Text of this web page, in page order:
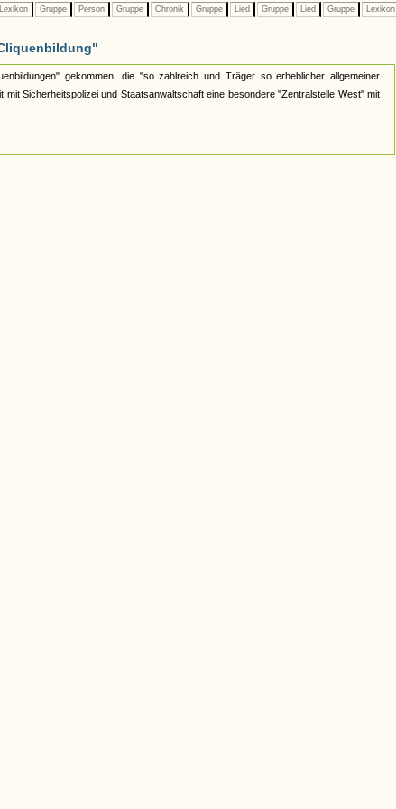
Lexikon Gruppe Person Gruppe Chronik Gruppe Lied Gruppe Lied Gruppe Lexikon
gekommen, die "so zahlreich und Träger so erheblicher allgemeiner
Sicherheitspolizei und Staatsanwaltschaft eine besondere "Zentralstelle West" mit